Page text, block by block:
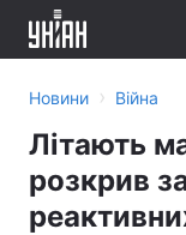
Новини › Війна
Літають
розкрив